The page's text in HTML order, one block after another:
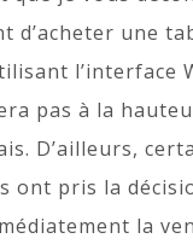
d’acheter une
l’interface
pas à la
D’ailleurs,
ont pris la
la